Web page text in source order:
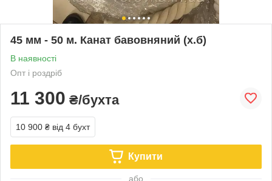
45 мм - 50 м. Канат бавовняний (х.б)
В наявності
Опт і роздріб
11 300 ₴/бухта
10 900 ₴ від 4 бухт
Купити
або